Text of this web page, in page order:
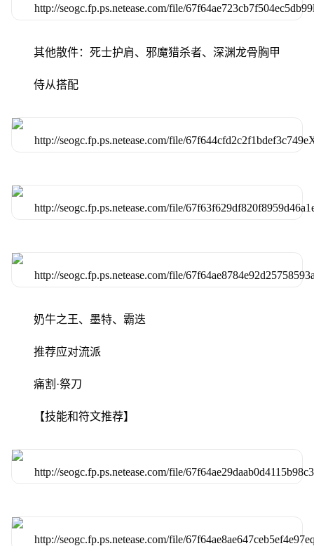
其他散件：死士护肩、邪魔猎杀者、深渊龙骨胸甲
侍从搭配
奶牛之王、墨特、霸迭
推荐应对流派
痛割·祭刀
【技能和符文推荐】